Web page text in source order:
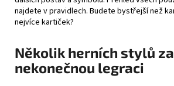
najdete v pravidlech. Budete bystřejší než
nejvíce kartiček?
Několik herních stylů
nekonečnou legraci